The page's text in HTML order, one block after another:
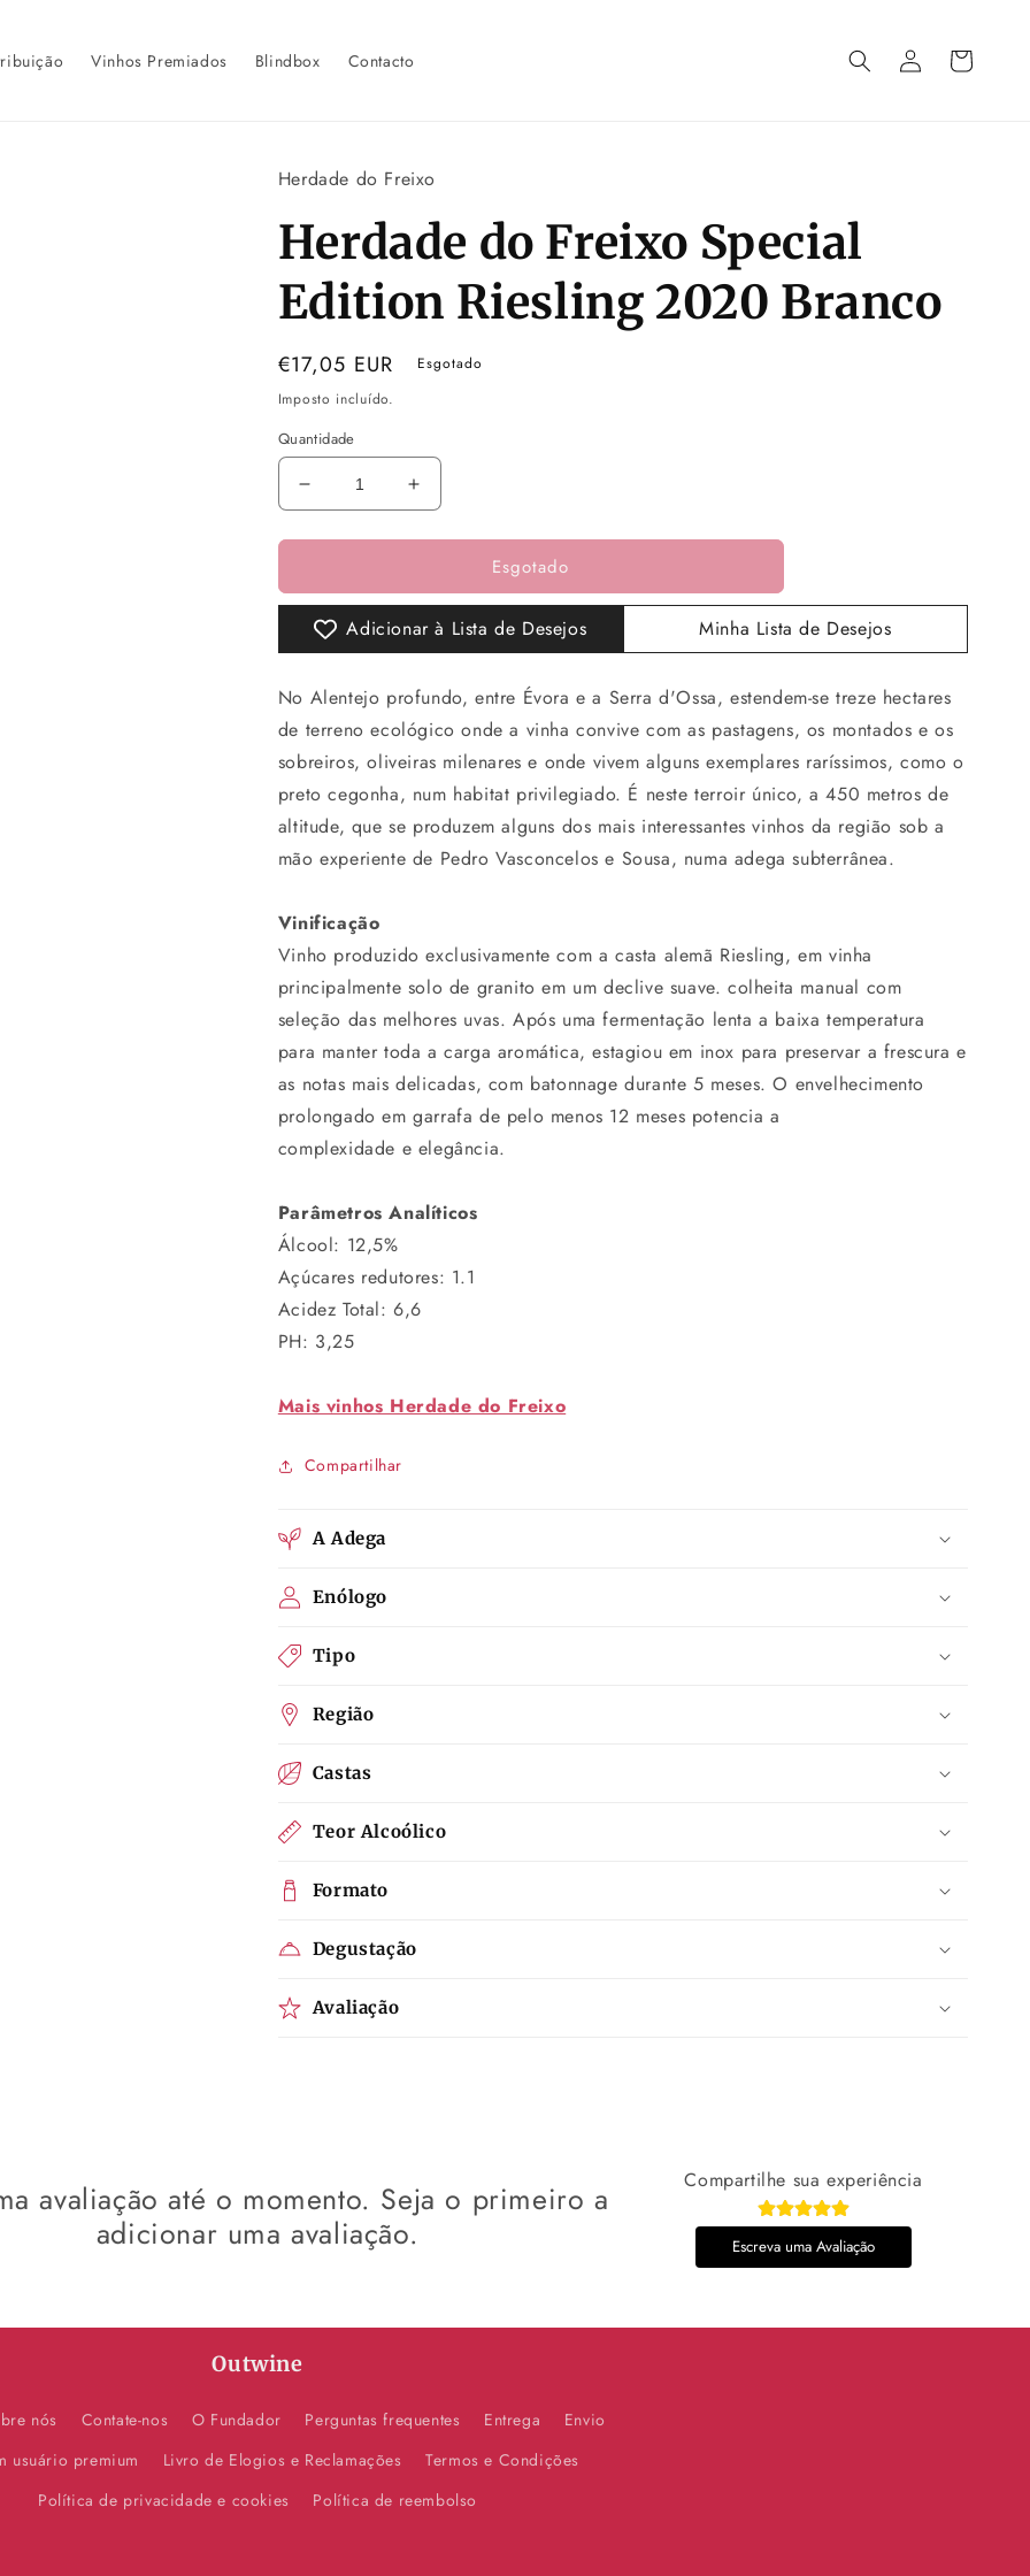
Vinhos Premiados Blindbox Contacto
Iniciar
sessão
Carrinho
Herdade do Freixo
Herdade do Freixo Special
Edition Riesling 2020 Branco
Preço
normal
€17,05 EUR
Esgotado
Imposto incluído.
Quantidade
Diminuir
a
quantidade
Herdade
do
Freixo
Edition
Riesling
2020
Branco
Aumentar
a
quantidade
Herdade
Freixo
Edition
Riesling
2020
Branco
Esgotado
Adicionar à Lista de Desejos Minha Lista de Desejos
No Alentejo profundo, entre Évora e a Serra d'Ossa, estendem-se treze hectares
de terreno ecológico onde a vinha convive com as pastagens, os montados e os
sobreiros, oliveiras milenares e onde vivem alguns exemplares raríssimos, como o
preto cegonha, num habitat privilegiado. É neste terroir único, a 450 metros de
altitude, que se produzem alguns dos mais interessantes vinhos da região sob a
mão experiente de Pedro Vasconcelos e Sousa, numa adega subterrânea.
Vinificação
Vinho produzido exclusivamente com a casta alemã Riesling, em vinha
principalmente solo de granito em um declive suave. colheita manual com
seleção das melhores uvas. Após uma fermentação lenta a baixa temperatura
para manter toda a carga aromática, estagiou em inox para preservar a frescura e
as notas mais delicadas, com batonnage durante 5 meses. O envelhecimento
prolongado em garrafa de pelo menos 12 meses potencia a
complexidade e elegância.
Parâmetros Analíticos
Álcool: 12,5%
Açúcares redutores: 1.1
Acidez Total: 6,6
PH: 3,25
Mais vinhos Herdade do Freixo
Compartilhar
A Adega
Enólogo
Tipo
Região
Castas
Teor Alcoólico
Formato
Degustação
Avaliação
avaliação até o momento. Seja o primeiro a
adicionar uma avaliação.
Compartilhe sua experiência
Escreva uma Avaliação
Outwine
nós Contate-nos O Fundador Perguntas frequentes Entrega
Envio
usuário premium
Livro de Elogios e Reclamações
Termos e Condições
Política de privacidade e cookies
Política de reembolso